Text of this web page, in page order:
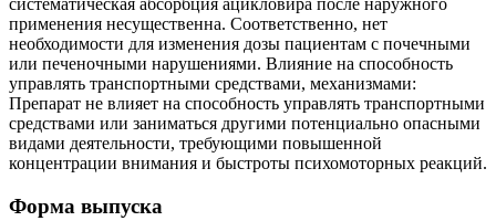
систематическая абсорбция ацикловира после наружного
применения несущественна. Соответственно, нет
необходимости для изменения дозы пациентам с почечными
или печеночными нарушениями. Влияние на способность
управлять транспортными средствами, механизмами:
Препарат не влияет на способность управлять транспортными
средствами или заниматься другими потенциально опасными
видами деятельности, требующими повышенной
концентрации внимания и быстроты психомоторных реакций.
Форма выпуска